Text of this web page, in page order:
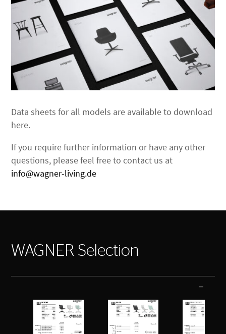
Data sheets for all models are available to download
here.
If you require further information or have any other
questions, please feel free to contact us at
info@wagner-living.de
WAGNER Selection